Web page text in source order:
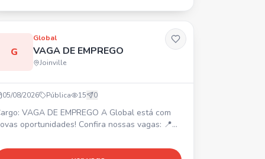
G
Global
VAGA DE EMPREGO
Joinville
05/08/2026 Pública 15 0
VAGA DE EMPREGO A Global está com
oportunidades! Confira nossas vagas: 📍
Telemarketing B2B – Araquari/SC. 📍 Estagiário